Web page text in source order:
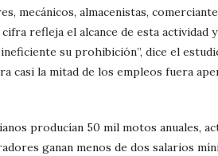
mecánicos, almacenistas,
refleja el alcance de esta actividad
su prohibición”, dice el
casi la mitad de los empleos fuera
producían 50 mil motos anuales,
ganan menos de dos salarios